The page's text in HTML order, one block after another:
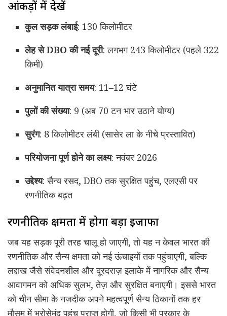
आंकड़ों में देखें
कुल सड़क लंबाई: 130 किलोमीटर
लेह से DBO की नई दूरी: लगभग 243 किलोमीटर (पहले 322
किमी)
अनुमानित यात्रा समय: 11–12 घंटे
पुलों की संख्या: 9 (अब 70 टन भार उठाने योग्य)
सुरंग: 8 किलोमीटर लंबी (सासेर ला के नीचे प्रस्तावित)
परियोजना पूर्ण होने का लक्ष्य: नवंबर 2026
उद्देश्य: सैन्य रसद, DBO तक सुरक्षित पहुंच, एलएसी पर
रणनीतिक बढ़त
रणनीतिक क्षमता में होगा बड़ा इजाफा
जब यह सड़क पूरी तरह चालू हो जाएगी, तो यह न केवल भारत की
रणनीतिक और सैन्य क्षमता को नई ऊंचाइयों तक पहुंचाएगी, बल्कि
लद्दाख जैसे संवेदनशील और दूरदराज़ इलाके में नागरिक और सैन्य
आवागमन को अधिक सुलभ, तेज़ और सुरक्षित बनाएगी। इससे भारत
को चीन सीमा के नजदीक अपने महत्वपूर्ण सैन्य ठिकानों तक हर
मौसम में भरोसेमंद पहुंच प्राप्त होगी, जो किसी भी प्रकार के